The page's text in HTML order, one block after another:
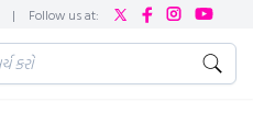
| Follow us at: